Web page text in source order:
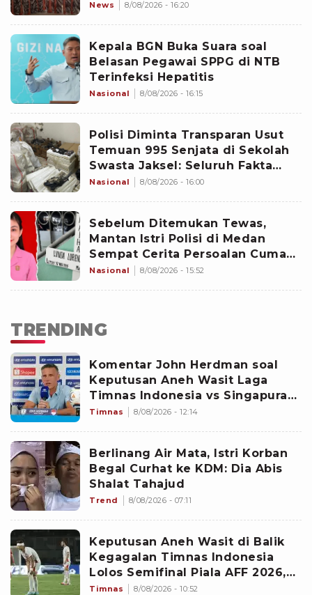
News 8/08/2026 - 16:20
Kepala BGN Buka Suara soal
Belasan Pegawai SPPG di NTB
Terinfeksi Hepatitis
Nasional 8/08/2026 - 16:15
Polisi Diminta Transparan Usut
Temuan 995 Senjata di Sekolah
Swasta Jaksel: Seluruh Fakta
Harus Dibuka
Nasional 8/08/2026 - 16:00
Sebelum Ditemukan Tewas,
Mantan Istri Polisi di Medan
Sempat Cerita Persoalan Cuma
Dikasih Uang Rp10 Ribu
Nasional 8/08/2026 - 15:52
TRENDING
Komentar John Herdman soal
Keputusan Aneh Wasit Laga
Timnas Indonesia vs Singapura
di Piala AFF 2026: Percuma
Timnas 8/08/2026 - 12:14
Berlinang Air Mata, Istri Korban
Begal Curhat ke KDM: Dia Abis
Shalat Tahajud
Trend 8/08/2026 - 07:11
Keputusan Aneh Wasit di Balik
Kegagalan Timnas Indonesia
Lolos Semifinal Piala AFF 2026,
Untungkan Singapura dan
Timnas 8/08/2026 - 10:52